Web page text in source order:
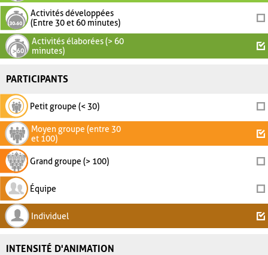
Activités développées
(Entre 30 et 60 minutes)
Activités élaborées (> 60
minutes)
PARTICIPANTS
Petit groupe (< 30)
Moyen groupe (entre 30
et 100)
Grand groupe (> 100)
Équipe
Individuel
INTENSITÉ D'ANIMATION